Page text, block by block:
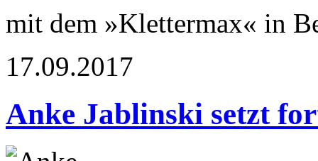
mit dem »Klettermax« in
17.09.2017
Anke Jablinski setzt